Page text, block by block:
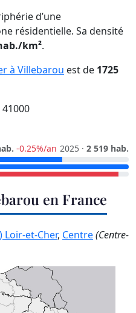
d’une
résidentielle. Sa densité
km².
à Villebarou est de 1725
41000
-0.25%/an 2025 · 2 519 hab.
en France
Loir-et-Cher, Centre(Centre-